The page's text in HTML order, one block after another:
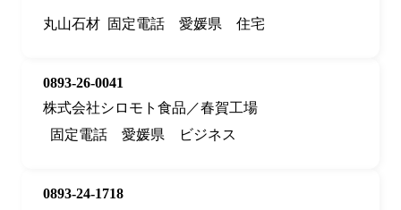
丸山石材 固定電話 愛媛県 住宅
0893-26-0041
株式会社シロモト食品／春賀工場
固定電話
愛媛県 ビジネス
0893-24-1718